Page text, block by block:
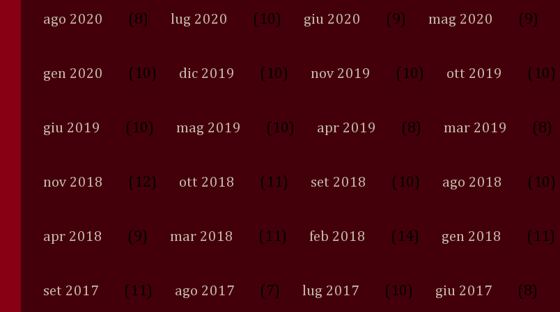
ago 2020 (8) lug 2020 (10) giu 2020 (9) mag 2020 (9)
gen 2020 (10) dic 2019 (10) nov 2019 (10) ott 2019 (10)
giu 2019 (10) mag 2019 (10) apr 2019 (8) mar 2019 (8)
nov 2018 (12) ott 2018 (11) set 2018 (10) ago 2018 (10)
apr 2018 (9) mar 2018 (11) feb 2018 (14) gen 2018 (11)
set 2017 (11) ago 2017 (7) lug 2017 (10) giu 2017 (8)